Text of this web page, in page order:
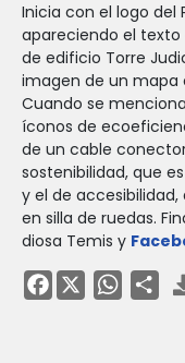
Inicia con el logo del
apareciendo el texto
de edificio Torre
imagen de un mapa
Cuando se
íconos de
de un cable
sostenibilidad, que
y el de
en silla de ruedas.
diosa Temis y
Facebook